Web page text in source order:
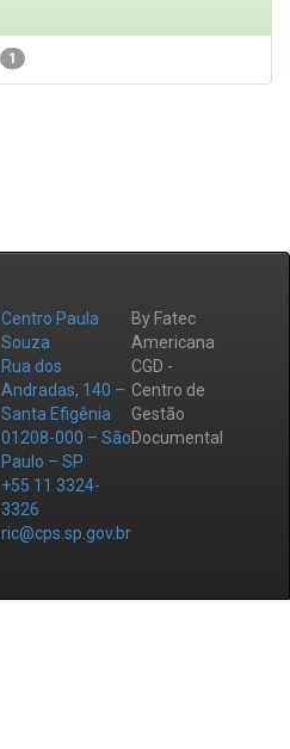
1
Centro Paula
Souza
Rua dos
Andradas, 140 –
Santa Efigênia
01208-000 – São
Paulo – SP
+55 11 3324-
3326
ric@cps.sp.gov.br
By Fatec
Americana
CGD -
Centro de
Gestão
Documental